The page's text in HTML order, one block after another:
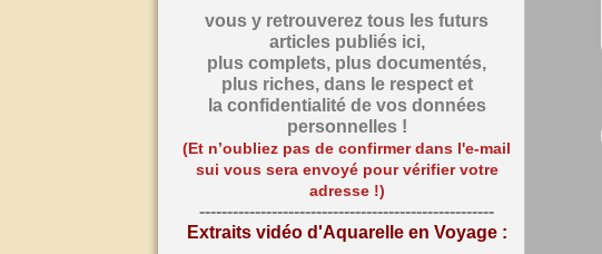
vous y retrouverez tous les futurs
articles publiés ici,
plus complets, plus documentés,
plus riches, dans le respect et
la confidentialité de vos données
personnelles !
(Et n’oubliez pas de confirmer dans l'e-mail
sui vous sera envoyé pour vérifier votre
adresse !)
-----------------------------------------------------
Extraits vidéo d'Aquarelle en Voyage :